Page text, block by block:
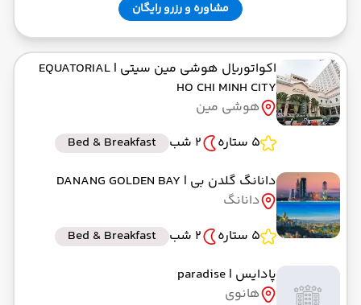
مشاوره و رزرو رایگان
اکواتوریال هوشی مین سیتی | EQUATORIAL
HO CHI MINH CITY
هوشی مین
5 ستاره
2 شب
Bed & Breakfast
دانانگ گلدن بی | DANANG GOLDEN BAY
دانانگ
5 ستاره
2 شب
Bed & Breakfast
پادایس | paradise
هانوی